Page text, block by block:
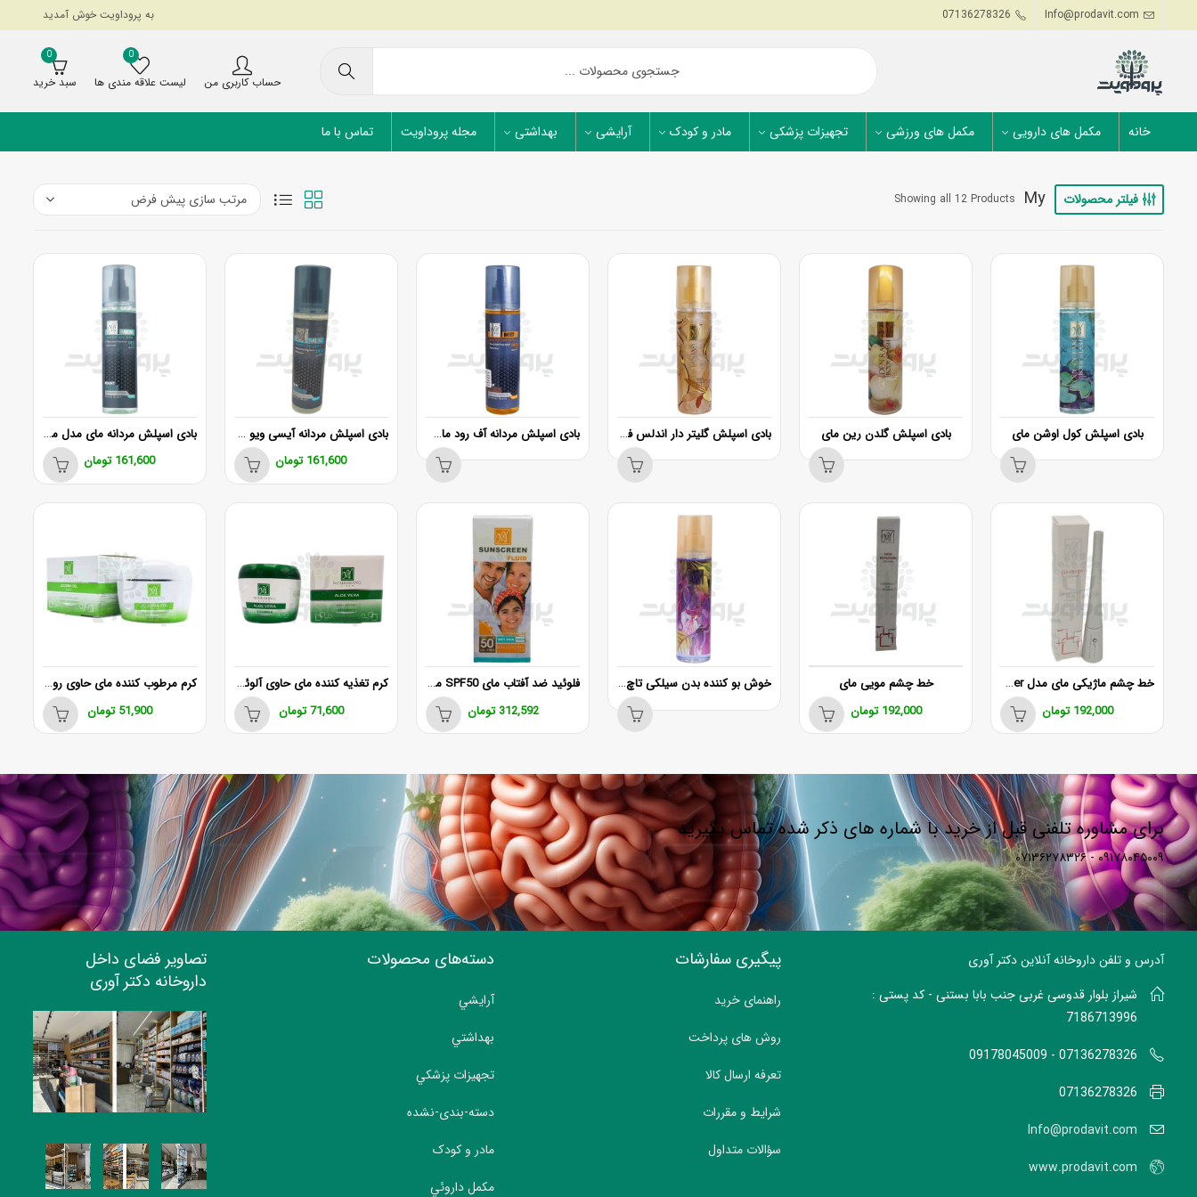
Info@prodavit.com
07136278326 به پروداویت خوش آمدید
حساب کاربری من
0
لیست علاقه مندی ها
0
سبد خرید
خانه مکمل های دارویی مکمل های ورزشی تجهیزات پزشکی مادر و کودک آرایشی بهداشتی مجله پروداویت تماس با ما
فیلتر محصولات My
Showing all 12 Products
بادی اسپلش کول اوشن مای بادی اسپلش گلدن رین مای بادی اسپلش گلیتر دار اندلس فنتسی مای بادی اسپلش مردانه آف رود مای 220 میلی لیتر بادی اسپلش مردانه آیسی ویو مای
161,600 تومان
بادی اسپلش مردانه مای مدل مونت وین
161,600 تومان
خط چشم ماژیکی مای مدل Dip Liner حجم 4.5 میلی لیتر
192,000 تومان
خط چشم مویی مای
192,000 تومان
خوش بو کننده بدن سیلکی تاچ مای 200 میل فلوئید ضد آفتاب مای SPF50 مدل اسمارت دیفنس
312,592 تومان
کرم تغذیه كننده مای حاوی آلوئه ورا 200 میل
71,600تومان
کرم مرطوب کننده مای حاوی روغن جوجوبا 150 میلی لیتر
51,900 تومان
برای مشاوره تلفنی قبل از خرید با شماره های ذکر شده تماس بگیرید
۰۹۱۷۸۰۴۵۰۰۹ - ۰۷۱۳۶۲۷۸۳۲۶
آدرس و تلفن داروخانه آنلاین دکتر آوری
شیراز بلوار قدوسی غربی جنب بابا بستنی - کد پستی :
7186713996
07136278326 - 09178045009
07136278326
Info@prodavit.com
www.prodavit.com
پیگیری سفارشات
راهنمای خرید
روش های پرداخت
تعرفه ارسال کالا
شرایط و مقررات
سؤالات متداول
دسته‌های محصولات
آرايشي
بهداشتي
تجهيزات پزشکي
دسته-بندی-نشده
مادر و کودک
مکمل داروئي
تصاویر فضای داخل
داروخانه دکتر آوری